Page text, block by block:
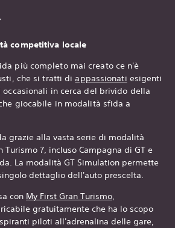
competitiva locale
più completo mai creato ce n'è
che si tratti diappassionati esigenti
in cerca del brivido della
giocabile in modalità sfida a
grazie alla vasta serie di modalità
7, incluso Campagna di GT e
La modalità GT Simulation permette
dettaglio dell'auto prescelta.
con My First Gran Turismo,
gratuitamente che ha lo scopo
piloti all'adrenalina delle gare,